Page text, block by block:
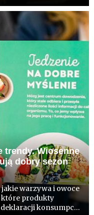
trendy. Wiosenne
dobry sezon
warzywa i owoce
które produkty
konsumpcji